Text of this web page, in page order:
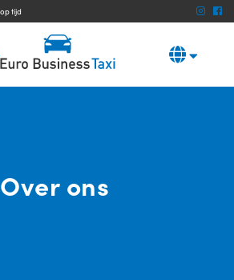
Betrouwbaar
Over ons